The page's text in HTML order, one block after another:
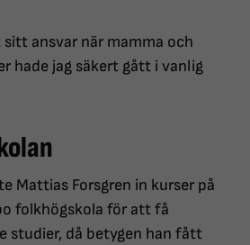
ansvar när mamma och
hade jag säkert gått i vanlig
Mattias Forsgren in kurser på
folkhögskola för att få
studier, då betygen han fått